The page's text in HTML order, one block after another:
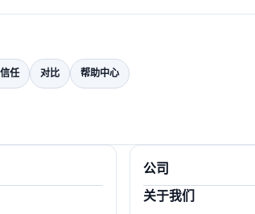
任 对比 帮助中心
公司
关于我们